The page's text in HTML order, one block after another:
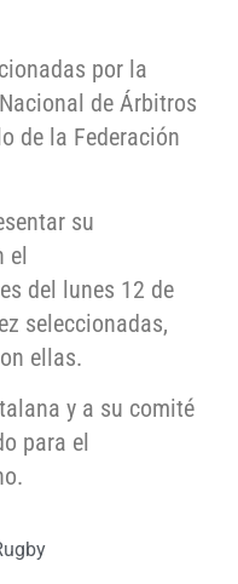
por la
de Árbitros
de la Federación
su
el
del lunes 12 de
seleccionadas,
ellas.
y a su comité
para el